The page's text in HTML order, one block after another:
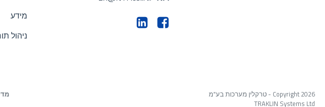
מידע
ניהול
Copyright 2026 - טרקלין מערכות בע"מ
TRAKLIN Systems Ltd